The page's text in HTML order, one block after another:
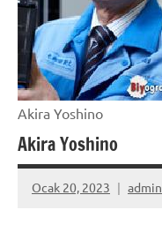
Akira Yoshino
Akira Yoshino
Ocak 20, 2023 admin